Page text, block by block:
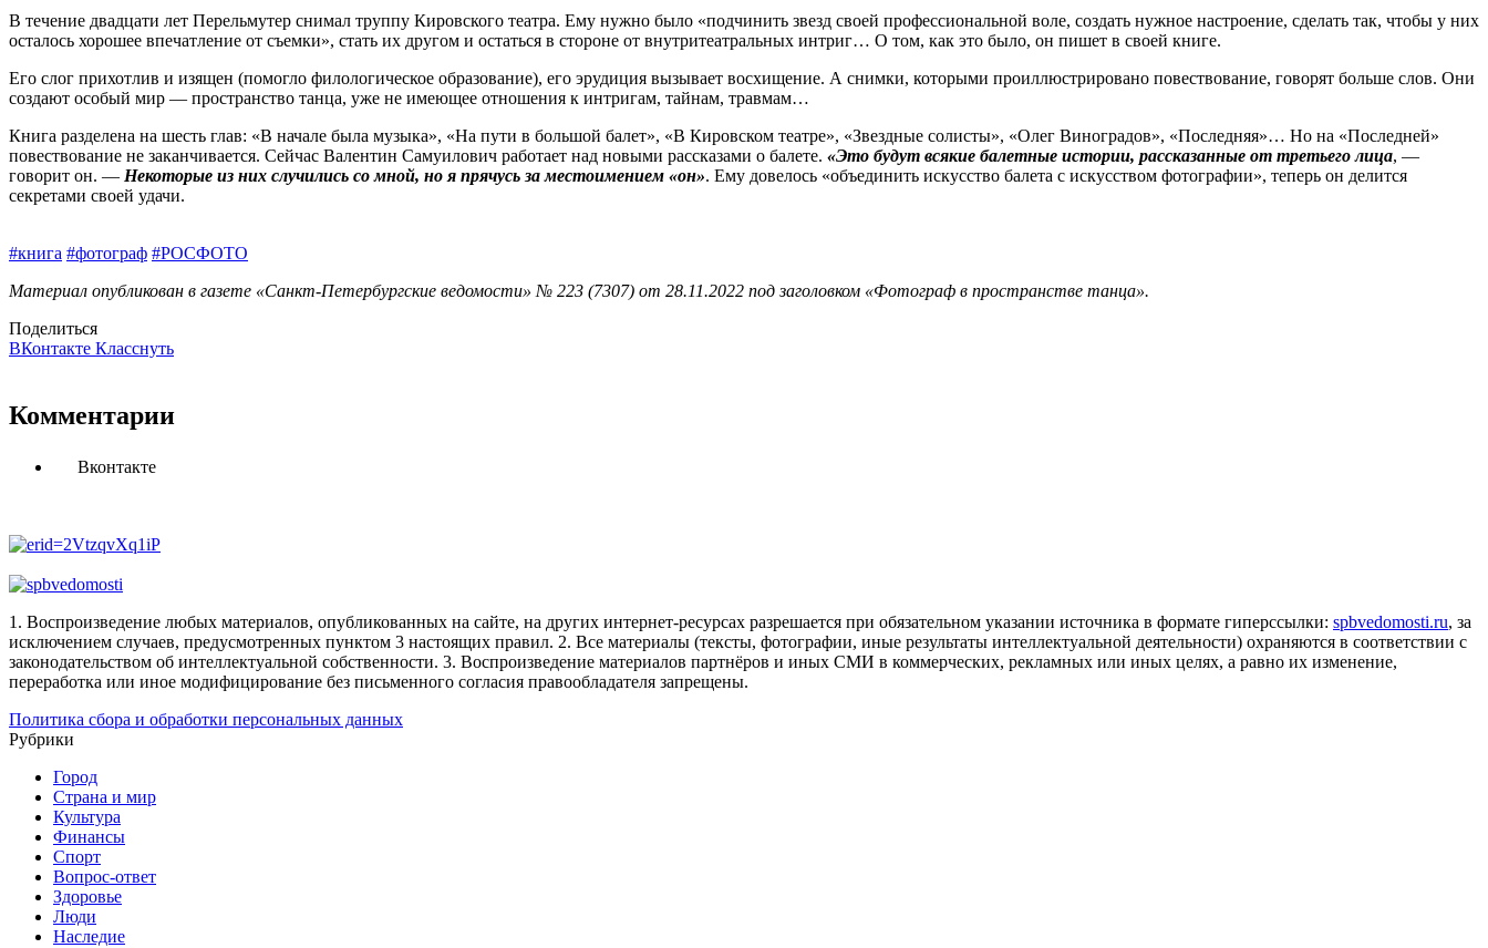
В течение двадцати лет Перельмутер снимал труппу Кировского театра. Ему нужно было «подчинить звезд своей профессиональной воле, создать нужное настроение, сделать так, чтобы у них
осталось хорошее впечатление от съемки», стать их другом и остаться в стороне от внутри­театральных интриг… О том, как это было, он пишет в своей книге.
Его слог прихотлив и изящен (помогло филологическое образование), его эрудиция вызывает восхищение. А снимки, которыми проиллюстрировано повествование, говорят больше слов. Они
создают особый мир — пространство танца, уже не имеющее отношения к интригам, тайнам, травмам…
Книга разделена на шесть глав: «В начале была музыка», «На пути в большой балет», «В Кировском театре», «Звездные солисты», «Олег Виноградов», «Последняя»… Но на «Последней»
повествование не заканчивается. Сейчас Валентин Самуилович работает над новыми рассказами о балете. «Это будут всякие балетные истории, рассказанные от третьего лица, —
говорит он. — Некоторые из них случились со мной, но я прячусь за место­имением «он». Ему довелось «объединить искусство балета с искусством фотографии», теперь он делится
секретами своей удачи.
#книга #фотограф #РОСФОТО
Материал опубликован в газете «Санкт-Петербургские ведомости» № 223 (7307) от 28.11.2022 под заголовком «Фотограф в пространстве танца».
Поделиться
ВКонтакте Класснуть
Комментарии
Вконтакте
1. Воспроизведение любых материалов, опубликованных на сайте, на других интернет-ресурсах разрешается при обязательном указании источника в формате гиперссылки: spbvedomosti.ru, за
исключением случаев, предусмотренных пунктом 3 настоящих правил. 2. Все материалы (тексты, фотографии, иные результаты интеллектуальной деятельности) охраняются в соответствии с
законодательством об интеллектуальной собственности. 3. Воспроизведение материалов партнёров и иных СМИ в коммерческих, рекламных или иных целях, а равно их изменение,
переработка или иное модифицирование без письменного согласия правообладателя запрещены.
Политика сбора и обработки персональных данных
Рубрики
Город
Страна и мир
Культура
Финансы
Спорт
Вопрос-ответ
Здоровье
Люди
Наследие